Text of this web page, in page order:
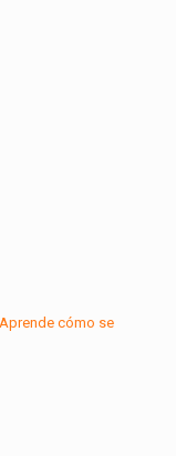
Aprende cómo se